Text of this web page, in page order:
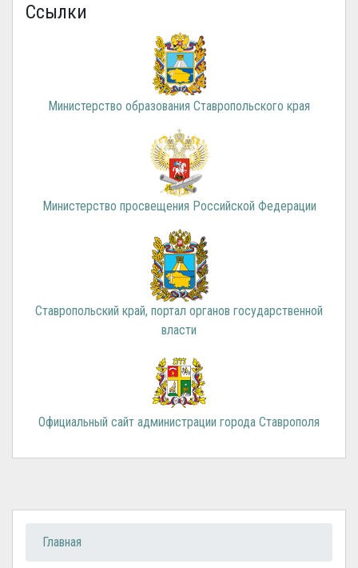
Ссылки
Министерство образования Ставропольского края
Министерство просвещения Российской Федерации
Ставропольский край, портал органов государственной
власти
Официальный сайт администрации города Ставрополя
Вы здесь
Главная